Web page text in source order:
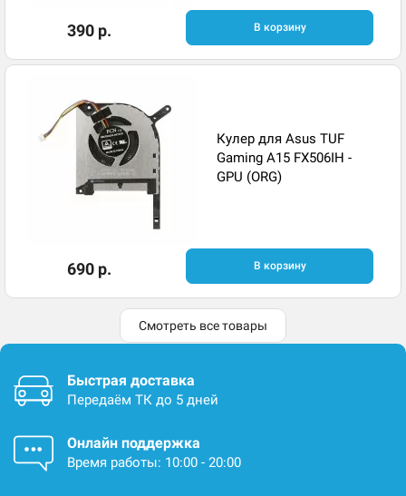
390 р. В корзину
Кулер для Asus TUF
Gaming A15 FX506IH -
GPU (ORG)
690 р. В корзину
Смотреть все товары
Быстрая доставка
Передаём ТК до 5 дней
Онлайн поддержка
Время работы: 10:00 - 20:00